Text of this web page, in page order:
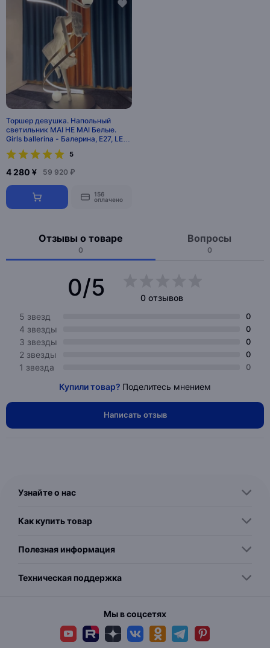
Торшер девушка. Напольный
светильник MAI HE MAI Белые.
Girls ballerina - Балерина, E27, LED,
70 Вт
5
4 280 ¥ 59 920 ₽
156
оплачено
Отзывы о товаре
0
Вопросы
0
0/5
0 отзывов
5 звезд
0
4 звезды 0
3 звезды 0
2 звезды 0
1 звезда 0
Купили товар? Поделитесь мнением
Написать отзыв
Узнайте о нас
Как купить товар
Полезная информация
Техническая поддержка
Мы в соцсетях